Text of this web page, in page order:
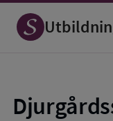
Spara
som
favorit